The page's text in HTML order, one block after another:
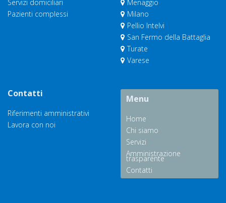
Servizi domiciliari
Pazienti complessi
Menaggio
Milano
Pellio Intelvi
San Fermo della Battaglia
Turate
Varese
Contatti
Riferimenti amministrativi
Lavora con noi
Menu
Home
Chi siamo
Servizi
Amministrazione
trasparente
Contatti